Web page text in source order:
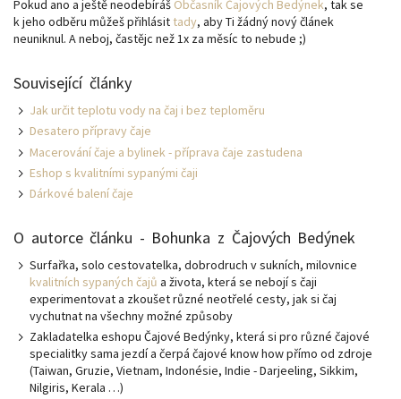
Pokud ano a ještě neodebíráš Občasník Čajových Bedýnek, tak se
k jeho odběru můžeš přihlásit tady, aby Ti žádný nový článek
neuniknul. A neboj, častějc než 1x za měsíc to nebude ;)
Související články
Jak určit teplotu vody na čaj i bez teploměru
Desatero přípravy čaje
Macerování čaje a bylinek - příprava čaje zastudena
Eshop s kvalitními sypanými čaji
Dárkové balení čaje
O autorce článku - Bohunka z Čajových Bedýnek
Surfařka, solo cestovatelka, dobrodruch v sukních, milovnice
kvalitních sypaných čajů a života, která se nebojí s čaji
experimentovat a zkoušet různé neotřelé cesty, jak si čaj
vychutnat na všechny možné způsoby
Zakladatelka eshopu Čajové Bedýnky, která si pro různé čajové
specialitky sama jezdí a čerpá čajové know how přímo od zdroje
(Taiwan, Gruzie, Vietnam, Indonésie, Indie - Darjeeling, Sikkim,
Nilgiris, Kerala …)